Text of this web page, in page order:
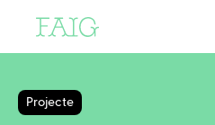
Projecte